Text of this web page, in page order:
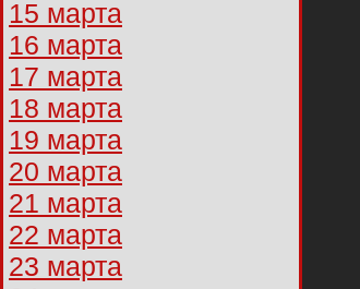
15 марта
16 марта
17 марта
18 марта
19 марта
20 марта
21 марта
22 марта
23 марта